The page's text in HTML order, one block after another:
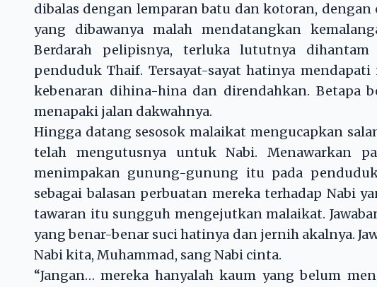
dibalas dengan lemparan batu dan kotoran, dengan
yang dibawanya malah mendatangkan
Berdarah pelipisnya, terluka lututnya
penduduk Thaif. Tersayat-sayat hatinya
kebenaran dihina-hina dan direndahkan. Betapa
menapaki jalan dakwahnya.
Hingga datang sesosok malaikat mengucapkan
telah mengutusnya untuk Nabi. Menawarkan
menimpakan gunung-gunung itu pada
sebagai balasan perbuatan mereka terhadap Nabi
tawaran itu sungguh mengejutkan malaikat.
yang benar-benar suci hatinya dan jernih akalnya.
Nabi kita, Muhammad, sang Nabi cinta.
“Jangan… mereka hanyalah kaum yang belum